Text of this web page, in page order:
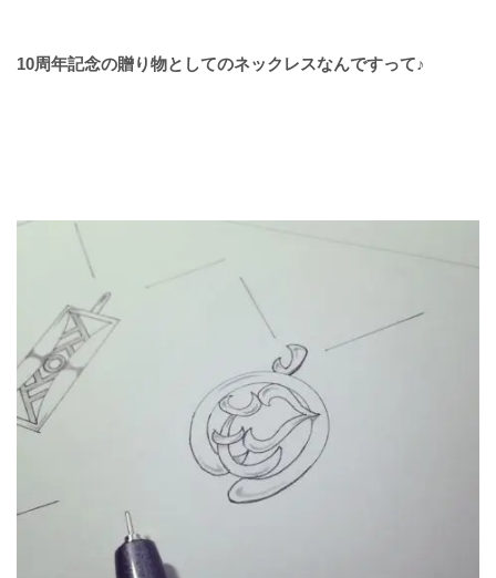
10周年記念の贈り物としてのネックレスなんですって♪